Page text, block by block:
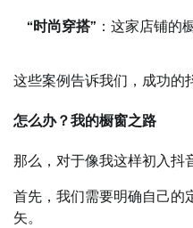
“时尚穿搭” ：这家店铺的
这些案例告诉我们，成功的
怎么办？我的橱窗之路
那么，对于像我这样初入抖
首先，我们需要明确自己的
矢。